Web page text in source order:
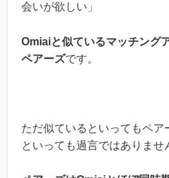
会いが欲しい」
Omiaiと似ているマッチング
ペアーズです。
ただ似ているといってもペア
といっても過言ではありませ